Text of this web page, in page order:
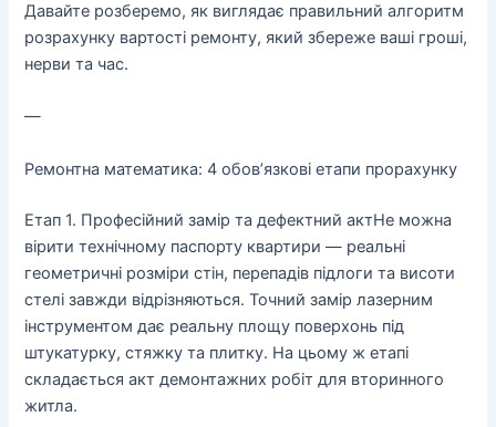
Давайте розберемо, як виглядає правильний алгоритм
розрахунку вартості ремонту, який збереже ваші гроші,
нерви та час.
—
Ремонтна математика: 4 обов’язкові етапи прорахунку
Етап 1. Професійний замір та дефектний актНе можна
вірити технічному паспорту квартири — реальні
геометричні розміри стін, перепадів підлоги та висоти
стелі завжди відрізняються. Точний замір лазерним
інструментом дає реальну площу поверхонь під
штукатурку, стяжку та плитку. На цьому ж етапі
складається акт демонтажних робіт для вторинного
житла.